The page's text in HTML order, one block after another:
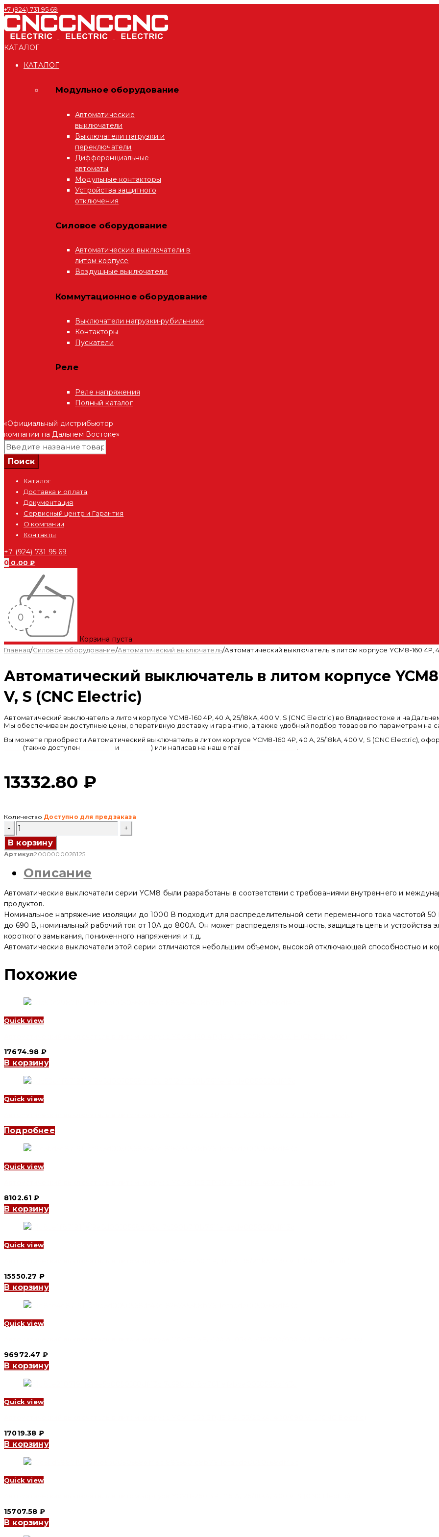
+7 (924) 731 95 69
КАТАЛОГ
КАТАЛОГ
Модульное оборудование
Автоматические
выключатели
Выключатели нагрузки и
переключатели
Дифференциальные
автоматы
Модульные контакторы
Устройства защитного
отключения
Силовое оборудование
Автоматические выключатели в
литом корпусе
Воздушные выключатели
Коммутационное оборудование
Выключатели нагрузки-рубильники
Контакторы
Пускатели
Реле
Реле напряжения
Полный каталог
«Официальный дистрибьютор
компании на Дальнем Востоке»
Каталог
Доставка и оплата
Документация
Сервисный центр и Гарантия
О компании
Контакты
+7 (924) 731 95 69
0 0.00₽
Корзина пуста
Главная/Силовое оборудование/Автоматический выключатель/Автоматический выключатель в литом корпусе YCM8-160 4P,
Автоматический выключатель в литом корпусе
V, S (CNC Electric)
Автоматический выключатель в литом корпусе YCM8-160 4P, 40 A, 25/18kA, 400 V, S (CNC Electric) во Владивостоке и на
Мы обеспечиваем доступные цены, оперативную доставку и гарантию, а также удобный подбор товаров по параметрам на
Вы можете приобрести Автоматический выключатель в литом корпусе YCM8-160 4P, 40 A, 25/18kA, 400 V, S (CNC Electric),
(также доступен и telegram) или написав на наш email
13332.80 ₽
Количество Доступно для предзаказа
Количество
товара
Автоматический
выключатель
в
корпусе
YCM8-
4P,
40
25/18kA,
400
V,
(CNC
В корзину
Артикул2000000028125
Описание
Автоматические выключатели серии YCM8 были разработаны в соответствии с требованиями внутреннего и
продуктов.
Номинальное напряжение изоляции до 1000 В подходит для распределительной сети переменного тока частотой
до 690 В, номинальный рабочий ток от 10А до 800А. Он может распределять мощность, защищать цепь и устройства
короткого замыкания, пониженного напряжения и т.д.
Автоматические выключатели этой серии отличаются небольшим объемом, высокой отключающей способностью и
Похожие
Quick view
17674.98 ₽
В корзину
Quick view
Подробнее
Quick view
8102.61 ₽
В корзину
Quick view
15550.27 ₽
В корзину
Quick view
96972.47 ₽
В корзину
Quick view
17019.38 ₽
В корзину
Quick view
15707.58 ₽
В корзину